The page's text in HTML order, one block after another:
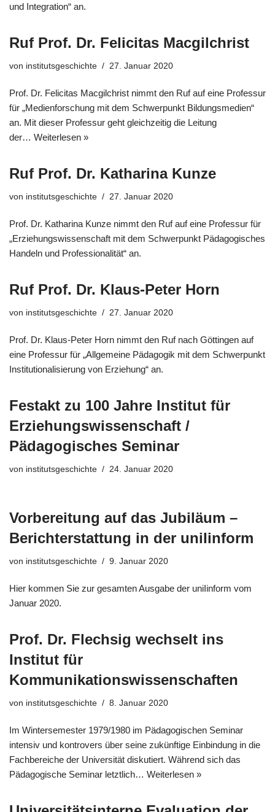
und Integration“ an.
Ruf Prof. Dr. Felicitas Macgilchrist
von institutsgeschichte 27. Januar 2020
Prof. Dr. Felicitas Macgilchrist nimmt den Ruf auf eine Professur
für „Medienforschung mit dem Schwerpunkt Bildungsmedien“
an. Mit dieser Professur geht gleichzeitig die Leitung
der… Weiterlesen »
Ruf Prof. Dr. Katharina Kunze
von institutsgeschichte 27. Januar 2020
Prof. Dr. Katharina Kunze nimmt den Ruf auf eine Professur für
„Erziehungswissenschaft mit dem Schwerpunkt Pädagogisches
Handeln und Professionalität“ an.
Ruf Prof. Dr. Klaus-Peter Horn
von institutsgeschichte 27. Januar 2020
Prof. Dr. Klaus-Peter Horn nimmt den Ruf nach Göttingen auf
eine Professur für „Allgemeine Pädagogik mit dem Schwerpunkt
Institutionalisierung von Erziehung“ an.
Festakt zu 100 Jahre Institut für
Erziehungswissenschaft /
Pädagogisches Seminar
von institutsgeschichte 24. Januar 2020
Vorbereitung auf das Jubiläum –
Berichterstattung in der uniIinform
von institutsgeschichte 9. Januar 2020
Hier kommen Sie zur gesamten Ausgabe der uniIinform vom
Januar 2020.
Prof. Dr. Flechsig wechselt ins
Institut für
Kommunikationswissenschaften
von institutsgeschichte 8. Januar 2020
Im Wintersemester 1979/1980 im Pädagogischen Seminar
intensiv und kontrovers über seine zukünftige Einbindung in die
Fachbereiche der Universität diskutiert. Während sich das
Pädagogische Seminar letztlich… Weiterlesen »